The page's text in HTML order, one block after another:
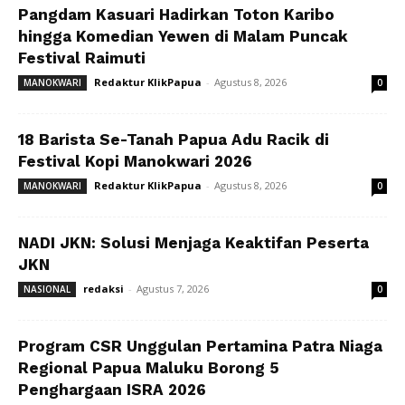
Pangdam Kasuari Hadirkan Toton Karibo
hingga Komedian Yewen di Malam Puncak
Festival Raimuti
MANOKWARI Redaktur KlikPapua - Agustus 8, 2026 0
18 Barista Se-Tanah Papua Adu Racik di
Festival Kopi Manokwari 2026
MANOKWARI Redaktur KlikPapua - Agustus 8, 2026 0
NADI JKN: Solusi Menjaga Keaktifan Peserta
JKN
NASIONAL redaksi - Agustus 7, 2026 0
Program CSR Unggulan Pertamina Patra Niaga
Regional Papua Maluku Borong 5
Penghargaan ISRA 2026